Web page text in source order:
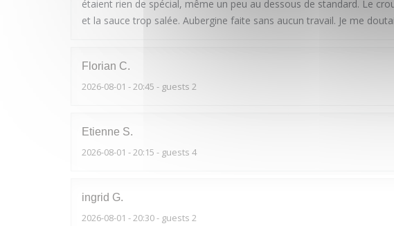
étaient rien de spécial, même un peu au dessous de standard. Le
et la sauce trop salée. Aubergine faite sans aucun travail. Je me
Florian C
2026-08-01 - 20:45 - guests 2
Etienne S
2026-08-01 - 20:15 - guests 4
ingrid G
2026-08-01 - 20:30 - guests 2